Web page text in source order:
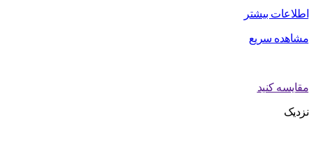
اطلاعات بیشتر
مشاهده سریع
مقایسه کنید
نزدیک